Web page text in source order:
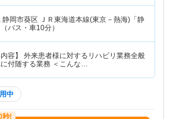
静岡市葵区
ＪＲ東海道本線(東京－熱海)「静
バス・車10分）
内容】 外来患者様に対するリハビリ業務全般
付随する業務 ＜こんな…
中